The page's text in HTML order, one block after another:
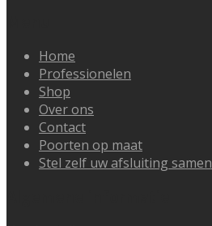
Home
Professionelen
Shop
Over ons
Contact
Poorten op maat
Stel zelf uw afsluiting samen